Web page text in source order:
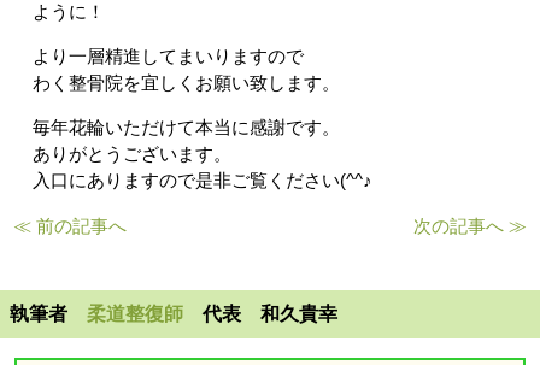
ように！
より一層精進してまいりますので
わく整骨院を宜しくお願い致します。
毎年花輪いただけて本当に感謝です。
ありがとうございます。
入口にありますので是非ご覧ください(^^♪
≪ 前の記事へ 次の記事へ ≫
執筆者 柔道整復師 代表 和久貴幸